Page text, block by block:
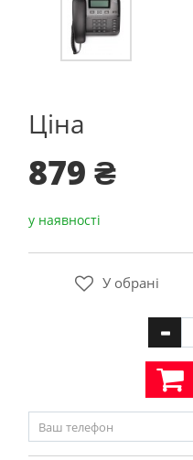
Ціна
879 ₴
у наявності
У обрані